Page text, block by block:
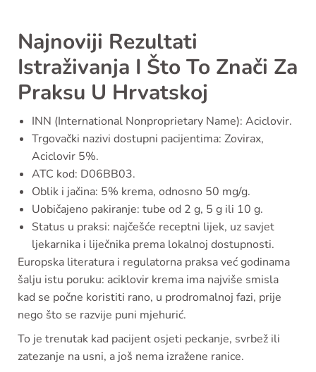
Najnoviji Rezultati
Istraživanja I Što To Znači Za
Praksu U Hrvatskoj
INN (International Nonproprietary Name): Aciclovir.
Trgovački nazivi dostupni pacijentima: Zovirax,
Aciclovir 5%.
ATC kod: D06BB03.
Oblik i jačina: 5% krema, odnosno 50 mg/g.
Uobičajeno pakiranje: tube od 2 g, 5 g ili 10 g.
Status u praksi: najčešće receptni lijek, uz savjet
ljekarnika i liječnika prema lokalnoj dostupnosti.
Europska literatura i regulatorna praksa već godinama
šalju istu poruku: aciklovir krema ima najviše smisla
kad se počne koristiti rano, u prodromalnoj fazi, prije
nego što se razvije puni mjehurić.
To je trenutak kad pacijent osjeti peckanje, svrbež ili
zatezanje na usni, a još nema izražene ranice.